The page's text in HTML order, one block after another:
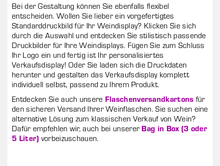
Bei der Gestaltung können Sie ebenfalls flexibel
entscheiden. Wollen Sie lieber ein vorgefertigtes
Standarddruckbild für Ihr Weindisplay? Klicken Sie sich
durch die Auswahl und entdecken Sie stilistisch passende
Druckbilder für Ihre Weindisplays. Fügen Sie zum Schluss
Ihr Logo ein und fertig ist Ihr personalisiertes
Verkaufsdisplay! Oder Sie laden sich die Druckdaten
herunter und gestalten das Verkaufsdisplay komplett
individuell selbst, passend zu Ihrem Produkt.
Entdecken Sie auch unsere Flaschenversandkartons für
den sicheren Versand Ihrer Weinflaschen. Sie suchen eine
alternative Lösung zum klassischen Verkauf von Wein?
Dafür empfehlen wir, auch bei unsererBag in Box (3 oder
5 Liter) vorbeizuschauen.